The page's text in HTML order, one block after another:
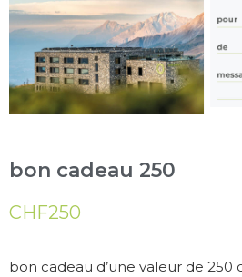
bon cadeau 250
CHF250
bon cadeau d’une valeur de 250